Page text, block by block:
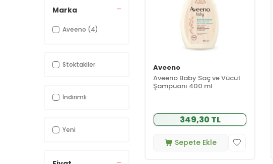
Marka
Aveeno (4)
Stoktakiler
İndirimli
Yeni
Aveeno
Aveeno Baby Saç ve Vücut
Şampuanı 400 ml
349,30 TL
Sepete Ekle